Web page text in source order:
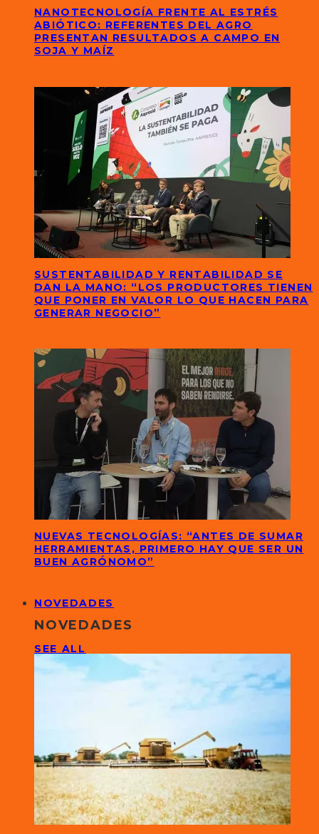
NANOTECNOLOGÍA FRENTE AL ESTRÉS
ABIÓTICO: REFERENTES DEL AGRO
PRESENTAN RESULTADOS A CAMPO EN
SOJA Y MAÍZ
SUSTENTABILIDAD Y RENTABILIDAD SE
DAN LA MANO: “LOS PRODUCTORES TIENEN
QUE PONER EN VALOR LO QUE HACEN PARA
GENERAR NEGOCIO”
NUEVAS TECNOLOGÍAS: “ANTES DE SUMAR
HERRAMIENTAS, PRIMERO HAY QUE SER UN
BUEN AGRÓNOMO”
NOVEDADES
NOVEDADES
SEE ALL